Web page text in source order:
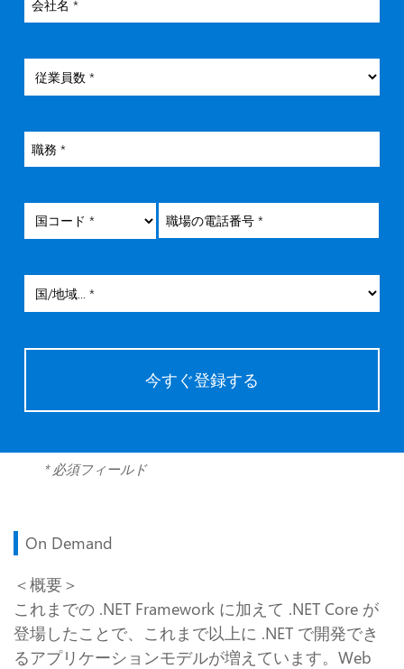
今すぐ登録する
* 必須フィールド
On Demand
＜概要＞
これまでの .NET Framework に加えて .NET Core が
登場したことで、これまで以上に .NET で開発でき
るアプリケーションモデルが増えています。Web